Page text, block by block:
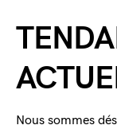
Nous sommes